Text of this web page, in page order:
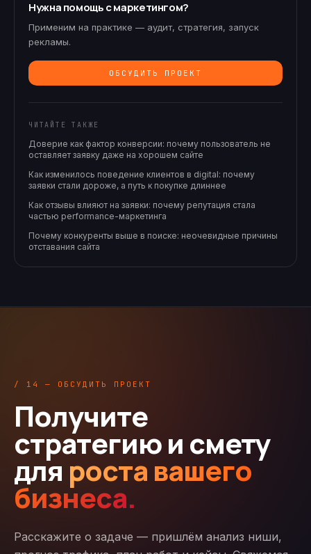
Нужна помощь с маркетингом?
Применим на практике — аудит, стратегия, запуск
рекламы.
ОБСУДИТЬ ПРОЕКТ
ЧИТАЙТЕ ТАКЖЕ
Доверие как фактор конверсии: почему пользователь не
оставляет заявку даже на хорошем сайте
Как изменилось поведение клиентов в digital: почему
заявки стали дороже, а путь к покупке длиннее
Как отзывы влияют на заявки: почему репутация стала
частью performance-маркетинга
Почему конкуренты выше в поиске: неочевидные причины
отставания сайта
/ 14 — ОБСУДИТЬ ПРОЕКТ
Получите
стратегию и смету
для роста вашего
бизнеса.
Расскажите о задаче — пришлём анализ ниши,